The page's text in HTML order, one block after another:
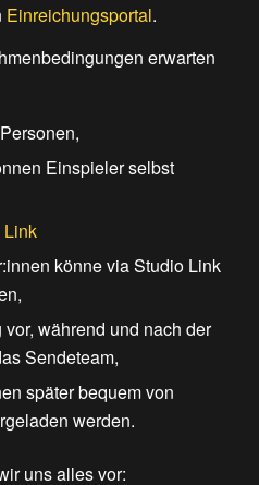
Einreichungsportal.
erwarten
Einspieler selbst
könne via Studio Link
während und nach der
Sendeteam,
später bequem von
werden.
uns alles vor: